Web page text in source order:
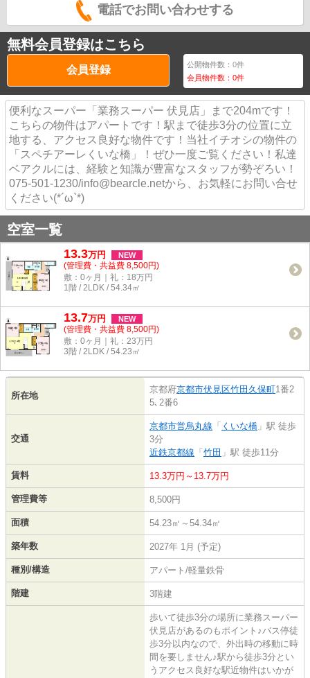
電話でお問い合わせする
無料会員登録はこちら
会員登録 公開物件数：0件
会員物件数：0件
便利なスーパー「業務スーパー 伏見店」まで204mです！
こちらの物件はアパートです！駅まで徒歩3分の位置に立
地する、アクセス良好な物件です！当社イチオシの物件の
「スペチアーレくいな橋」！ぜひ一度ご覧ください！私達
ベアクルには、経験と知識が豊富なスタッフが勢ぞろい！
075-501-1230/info@bearcle.netから、お気軽にお問い合せ
ください(*´ω`*)
空室一覧
13.3万円 NEW
(管理費・共益費 8,500円)
敷：0ヶ月｜礼：18万円
1階 / 2LDK / 54.34㎡
13.7万円 NEW
(管理費・共益費 8,500円)
敷：0ヶ月｜礼：23万円
3階 / 2LDK / 54.23㎡
所在地
京都府京都市伏見区竹田久保町1番2
5､2番6
交通
京都市営烏丸線 「 くいな橋 」駅 徒歩
3分
近鉄京都線 「 竹田 」駅 徒歩11分
賃料 13.3万円～13.7万円
管理費等 8,500円
面積 54.23㎡～54.34㎡
築年数 2027年 1月 (予定)
種別/構造 アパート/軽量鉄骨
階建 3階建
歩いて徒歩3分の場所に業務スーパー
伏見店があるのもポイント♪バス停徒
歩3分以内なので、外出時の移動に時
間を要しません♪駅から徒歩3分とい
うアクセス良好な駅近物件はいかが